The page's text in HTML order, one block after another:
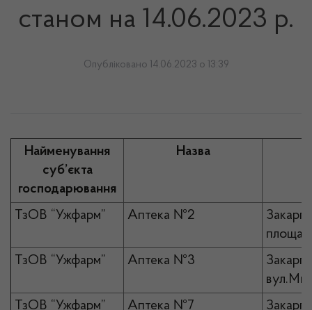
станом на 14.06.2023 р.
Опубліковано 14.06.2023 о 13:39
Найменування
суб’єкта
господарювання
Назва
ТзОВ “Ужфарм” Аптека №2
площа
ТзОВ “Ужфарм”
Аптека №3
ТзОВ “Ужфарм”
Аптека №7